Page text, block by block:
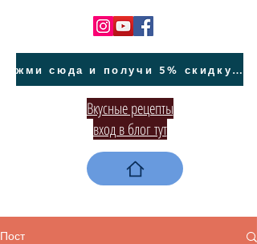
жми сюда и получи 5% скидку на покупку авто на Кипре и автообслуживание
Вкусные рецепты
вход в блог тут
Пост